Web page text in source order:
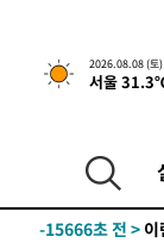
2026.08.08 (토)
서울
후임
-24131초 전 >이
-21270초 전 >미
-16581초 전 >
[
-15666초 전 >
운드는 임시"
-7234초 전 > "낮